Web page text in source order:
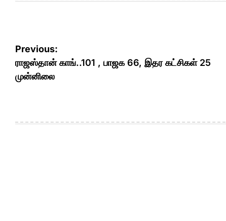
Post
navigation
Previous:
ராஜஸ்தான் காங்..101 , பாஜக 66, இதர கட்சிகள் 25
முன்னிலை